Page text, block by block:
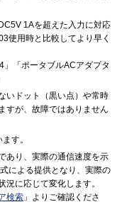
1Aを超えた入力に対応
使用時と比較してより早く
「ポータブルACアダプタ
いドット（黒い点）や常時
すが、故障ではありません
す。
あり、実際の通信速度を示
による提供となり、実際の
に応じて変化します。
検索 」よりご確認くださ